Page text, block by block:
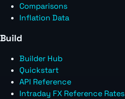
Comparisons
Inflation Data
Build
Builder Hub
Quickstart
API Reference
Intraday FX Reference Rates